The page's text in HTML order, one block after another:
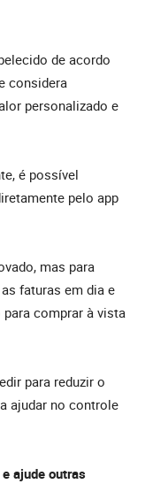
de acordo
considera
personalizado e
é possível
pelo app
mas para
faturas em dia e
comprar à vista
para reduzir o
ajudar no controle
ajude outras